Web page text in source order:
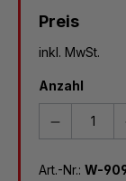
Preis
inkl. MwSt.
Anzahl
Art.-Nr.: W-